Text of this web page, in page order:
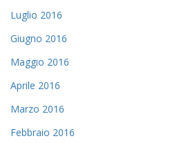
Luglio 2016
Giugno 2016
Maggio 2016
Aprile 2016
Marzo 2016
Febbraio 2016